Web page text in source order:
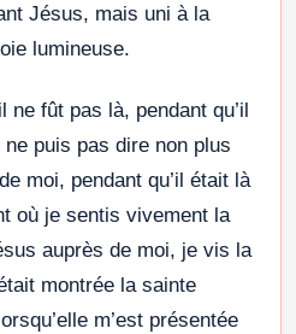
Jésus, mais uni à la
lumineuse.
ne fût pas là, pendant qu’il
puis pas dire non plus
moi, pendant qu’il était là
où je sentis vivement la
auprès de moi, je vis la
montrée la sainte
m’est présentée